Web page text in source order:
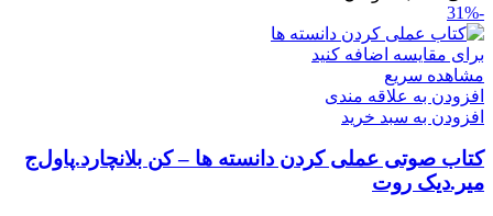
-31%
برای مقایسه اضافه کنید
مشاهده سریع
افزودن به علاقه مندی
افزودن به سبد خرید
کتاب صوتی عملی کردن دانسته ها – کن بلانچارد.پاول‌ج
میر.دیک روت